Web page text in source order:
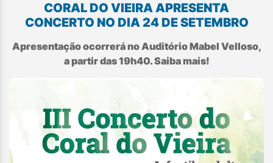
CORAL DO VIEIRA APRESENTA
CONCERTO NO DIA 24 DE SETEMBRO
Apresentação ocorrerá no Auditório Mabel Velloso,
a partir das 19h40. Saiba mais!